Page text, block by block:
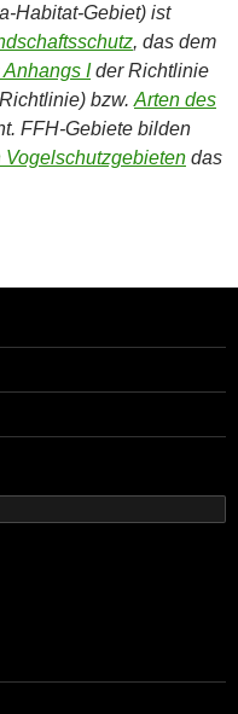
Habitat-Gebiet) ist
, das dem
Ider Richtlinie
bzw. Arten des
FFH-Gebiete bilden
das